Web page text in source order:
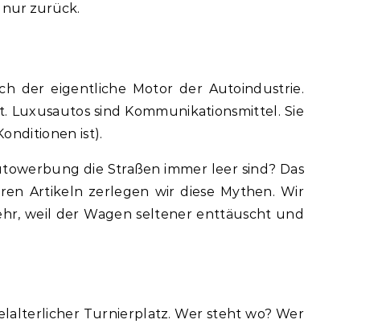
nur zurück.
der eigentliche Motor der Autoindustrie.
sind Kommunikationsmittel. Sie
ist).
die Straßen immer leer sind? Das
Artikeln zerlegen wir diese Mythen. Wir
weil der Wagen seltener enttäuscht und
Turnierplatz. Wer steht wo? Wer